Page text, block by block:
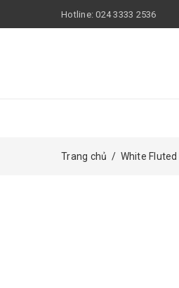
Hotline:024 3333 2536
Trang chủ / White Fluted